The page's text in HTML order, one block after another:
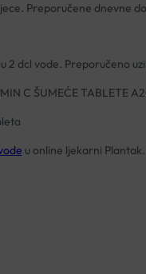
Preporučene dnevne
2 dcl vode. Preporučeno
C ŠUMEĆE TABLETE
u online ljekarni Plantak.